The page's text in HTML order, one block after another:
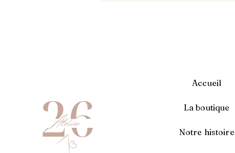
Accueil
La boutique
Notre histoire